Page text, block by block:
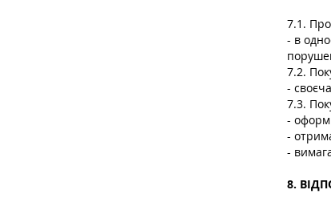
7.1.
- в
7.2.
-
7.3.
-
-
-
8.